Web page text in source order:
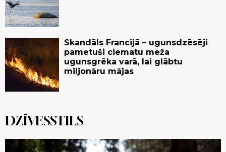
Skandāls Francijā – ugunsdzēsēji
pametuši ciematu meža
ugunsgrēka varā, lai glābtu
miljonāru mājas
DZĪVESSTILS